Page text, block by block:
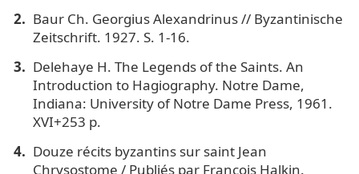
Baur Ch. Georgius Alexandrinus // Byzantinische
Zeitschrift. 1927. S. 1-16.
Delehaye H. The Legends of the Saints. An
Introduction to Hagiography. Notre Dame,
Indiana: University of Notre Dame Press, 1961.
XVI+253 р.
Douze récits byzantins sur saint Jean
Chrysostome / Publiés par François Halkin.